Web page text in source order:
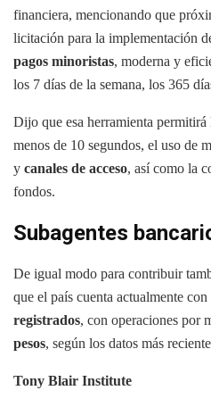
financiera, mencionando que
licitación para la implementación
pagos minoristas, moderna y
los 7 días de la semana, los 365
Dijo que esa herramienta permitirá
menos de 10 segundos, el uso de
y canales de acceso, así como la
fondos.
Subagentes
De igual modo para contribuir
que el país cuenta actualmente con
registrados, con operaciones por
pesos, según los datos más
Tony Blair Institute